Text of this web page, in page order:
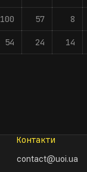
100 57 8
54 24 14
Контакти
contact@uoi.ua